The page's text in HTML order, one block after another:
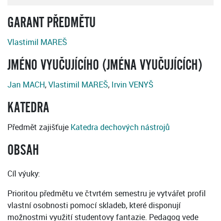
GARANT PŘEDMĚTU
Vlastimil MAREŠ
JMÉNO VYUČUJÍCÍHO (JMÉNA VYUČUJÍCÍCH)
Jan MACH,Vlastimil MAREŠ, Irvin VENYŠ
KATEDRA
Předmět zajišťuje Katedra dechových nástrojů
OBSAH
Cíl výuky:
Prioritou předmětu ve čtvrtém semestru je vytvářet profil
vlastní osobnosti pomocí skladeb, které disponují
možnostmi využití studentovy fantazie. Pedagog vede